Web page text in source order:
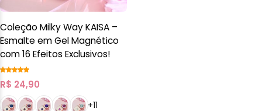
Coleção Milky Way KAISA –
Esmalte em Gel Magnético
com 16 Efeitos Exclusivos!
R$ 24,90
+11